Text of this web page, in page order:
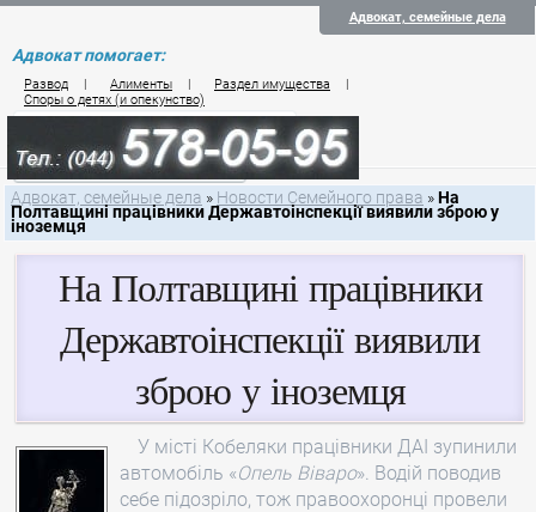
Адвокат, семейные дела
Адвокат помогает:
Развод | Алименты | Раздел имущества
|
Споры о детях (и опекунство)
Цены на услуги по семейному праву
Контакты семейного юриста
Адвокат, семейные дела » Новости Семейного права »На
Полтавщині працівники Державтоінспекції виявили зброю у
іноземця
На Полтавщині працівники
Державтоінспекції виявили
зброю у іноземця
У місті Кобеляки працівники ДАІ зупинили
автомобіль «Опель Віваро». Водій поводив
себе підозріло, тож правоохоронці провели